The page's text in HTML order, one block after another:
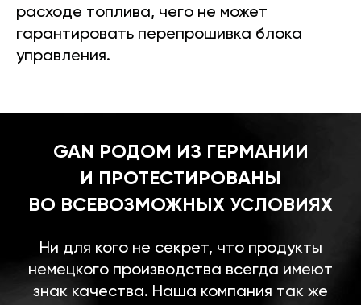
расходе топлива, чего не может
гарантировать перепрошивка блока
управления.
GAN РОДОМ ИЗ ГЕРМАНИИ
И ПРОТЕСТИРОВАНЫ
ВО ВСЕВОЗМОЖНЫХ УСЛОВИЯХ
Ни для кого не секрет, что продукты
немецкого производства всегда имеют
знак качества. Наша компания так же